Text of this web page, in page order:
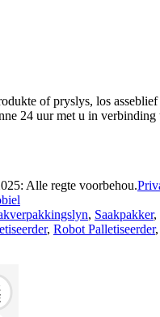
of pryslys, los asseblief
24 uur met u in verbinding
Alle regte voorbehou.
, Saakpakker,
, Robot Palletiseerder,